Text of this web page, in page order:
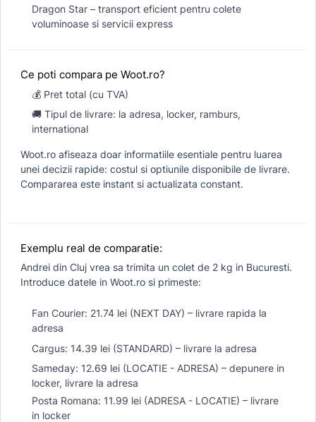
Dragon Star – transport eficient pentru colete
voluminoase si servicii express
Ce poti compara pe Woot.ro?
💰 Pret total (cu TVA)
🚚 Tipul de livrare: la adresa, locker, ramburs,
international
Woot.ro afiseaza doar informatiile esentiale pentru luarea
unei decizii rapide: costul si optiunile disponibile de livrare.
Compararea este instant si actualizata constant.
Exemplu real de comparatie:
Andrei din Cluj vrea sa trimita un colet de 2 kg in Bucuresti.
Introduce datele in Woot.ro si primeste:
Fan Courier: 21.74 lei (NEXT DAY) – livrare rapida la
adresa
Cargus: 14.39 lei (STANDARD) – livrare la adresa
Sameday: 12.69 lei (LOCATIE - ADRESA) – depunere in
locker, livrare la adresa
Posta Romana: 11.99 lei (ADRESA - LOCATIE) – livrare
in locker